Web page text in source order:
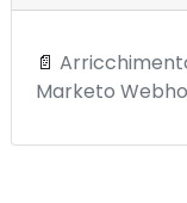
📄
Marketo